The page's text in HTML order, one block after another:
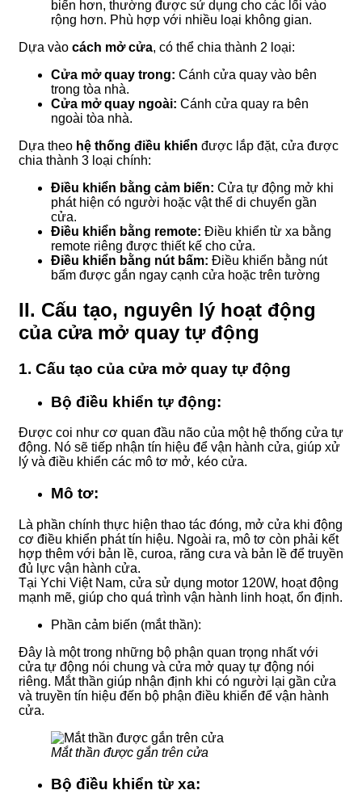
biến hơn, thường được sử dụng cho các lối vào
rộng hơn. Phù hợp với nhiều loại không gian.
Dựa vào cách mở cửa, có thể chia thành 2 loại:
Cửa mở quay trong: Cánh cửa quay vào bên
trong tòa nhà.
Cửa mở quay ngoài: Cánh cửa quay ra bên
ngoài tòa nhà.
Dựa theo hệ thống điều khiển được lắp đặt, cửa được
chia thành 3 loại chính:
Điều khiển bằng cảm biến: Cửa tự động mở khi
phát hiện có người hoặc vật thể di chuyển gần
cửa.
Điều khiển bằng remote: Điều khiển từ xa bằng
remote riêng được thiết kế cho cửa.
Điều khiển bằng nút bấm: Điều khiển bằng nút
bấm được gắn ngay cạnh cửa hoặc trên tường
II. Cấu tạo, nguyên lý hoạt động
của cửa mở quay tự động
1. Cấu tạo của cửa mở quay tự động
Bộ điều khiển tự động:
Được coi như cơ quan đầu não của một hệ thống cửa tự
động. Nó sẽ tiếp nhận tín hiệu để vận hành cửa, giúp xử
lý và điều khiển các mô tơ mở, kéo cửa.
Mô tơ:
Là phần chính thực hiện thao tác đóng, mở cửa khi động
cơ điều khiển phát tín hiệu. Ngoài ra, mô tơ còn phải kết
hợp thêm với bản lề, curoa, răng cưa và bản lề để truyền
đủ lực vận hành cửa.
Tại Ychi Việt Nam, cửa sử dụng motor 120W, hoạt động
mạnh mẽ, giúp cho quá trình vận hành linh hoạt, ổn định.
Phần cảm biến (mắt thần):
Đây là một trong những bộ phận quan trọng nhất với
cửa tự động nói chung và cửa mở quay tự động nói
riêng. Mắt thần giúp nhận định khi có người lại gần cửa
và truyền tín hiệu đến bộ phận điều khiển để vận hành
cửa.
Mắt thần được gắn trên cửa
Bộ điều khiển từ xa: